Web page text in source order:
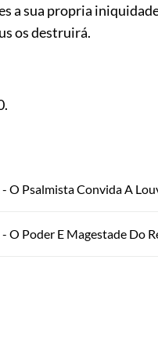
a sua propria
os destruirá.
.
O Psalmista Convida A
O Poder E Magestade Do